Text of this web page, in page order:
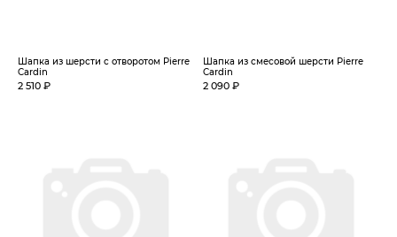
Шапка из шерсти с отворотом Pierre
Cardin
2 510 ₽
Шапка из смесовой шерсти Pierre
Cardin
2 090 ₽